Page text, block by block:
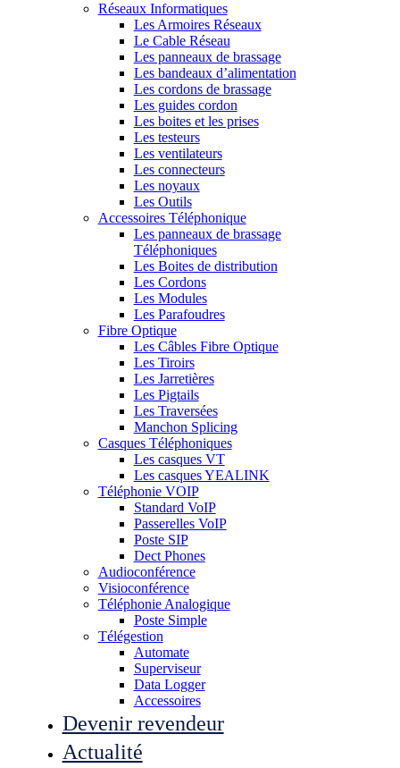
Réseaux Informatiques
Les Armoires Réseaux
Le Cable Réseau
Les panneaux de brassage
Les bandeaux d’alimentation
Les cordons de brassage
Les guides cordon
Les boites et les prises
Les testeurs
Les ventilateurs
Les connecteurs
Les noyaux
Les Outils
Accessoires Téléphonique
Les panneaux de brassage
Téléphoniques
Les Boites de distribution
Les Cordons
Les Modules
Les Parafoudres
Fibre Optique
Les Câbles Fibre Optique
Les Tiroirs
Les Jarretières
Les Pigtails
Les Traversées
Manchon Splicing
Casques Téléphoniques
Les casques VT
Les casques YEALINK
Téléphonie VOIP
Standard VoIP
Passerelles VoIP
Poste SIP
Dect Phones
Audioconférence
Visioconférence
Téléphonie Analogique
Poste Simple
Télégestion
Automate
Superviseur
Data Logger
Accessoires
Devenir revendeur
Actualité